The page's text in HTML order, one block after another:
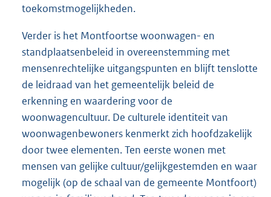
toekomstmogelijkheden.
Verder is het Montfoortse woonwagen- en
standplaatsenbeleid in overeenstemming met
mensenrechtelijke uitgangspunten en blijft tenslotte
de leidraad van het gemeentelijk beleid de
erkenning en waardering voor de
woonwagencultuur. De culturele identiteit van
woonwagenbewoners kenmerkt zich hoofdzakelijk
door twee elementen. Ten eerste wonen met
mensen van gelijke cultuur/gelijkgestemden en waar
mogelijk (op de schaal van de gemeente Montfoort)